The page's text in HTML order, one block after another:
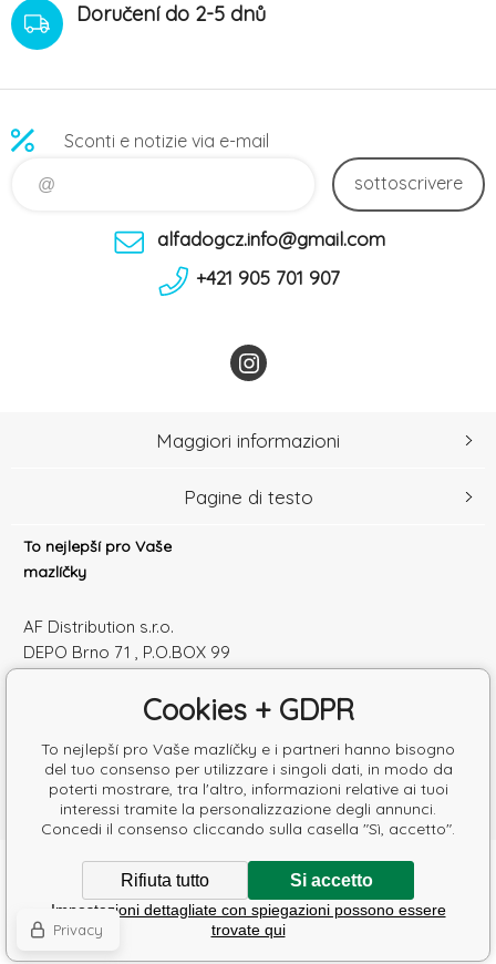
Doručení do 2-5 dnů
Sconti e notizie via e-mail
sottoscrivere
alfadogcz.info@gmail.com
+421 905 701 907
To nejlepší pro Vaše
mazlíčky
AF Distribution s.r.o.
DEPO Brno 71 , P.O.BOX 99
Česká republika
Partita IVA: SK2120864328
Maggiori informazioni
Pagine di testo
Copyright © 2026 AF Distribution s.r.o.
Tutti i diritti riservati.
Ecommerce solutions BINARGON.cz
Cookies + GDPR
To nejlepší pro Vaše mazlíčky e i partneri hanno bisogno
del tuo consenso per utilizzare i singoli dati, in modo da
poterti mostrare, tra l'altro, informazioni relative ai tuoi
interessi tramite la personalizzazione degli annunci.
Concedi il consenso cliccando sulla casella "Sì, accetto".
Rifiuta tutto Si accetto
Impostazioni dettagliate con spiegazioni possono essere
trovate qui
Privacy